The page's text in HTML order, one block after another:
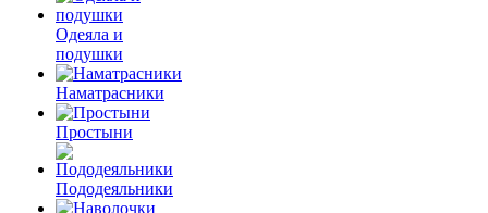
Одеяла и
подушки
Наматрасники
Простыни
Пододеяльники